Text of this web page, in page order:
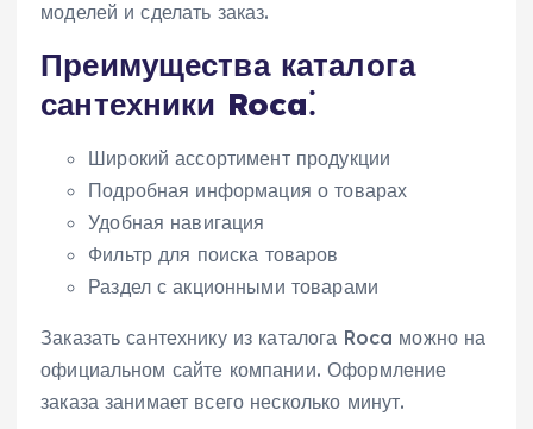
моделей и сделать заказ.
Преимущества каталога
сантехники Roca⁚
Широкий ассортимент продукции
Подробная информация о товарах
Удобная навигация
Фильтр для поиска товаров
Раздел с акционными товарами
Заказать сантехнику из каталога Roca можно на
официальном сайте компании. Оформление
заказа занимает всего несколько минут.